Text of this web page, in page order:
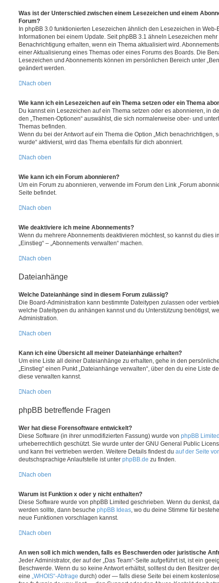
Was ist der Unterschied zwischen einem Lesezeichen und einem
Forum?
In phpBB 3.0 funktionierten Lesezeichen ähnlich den Lesezeichen in
Informationen bei einem Update. Seit phpBB 3.1 ähneln Lesezeichen
Benachrichtigung erhalten, wenn ein Thema aktualisiert wird.
einer Aktualisierung eines Themas oder eines Forums des Boards. Die
Lesezeichen und Abonnements können im persönlichen Bereich unter
geändert werden.
Nach oben
Wie kann ich ein Lesezeichen auf ein Thema setzen oder ein Thema
Du kannst ein Lesezeichen auf ein Thema setzen oder es abonnieren, in
den „Themen-Optionen“ auswählst, die sich normalerweise ober- und
Themas befinden.
Wenn du bei der Antwort auf ein Thema die Option „Mich benachrichtigen,
wurde“ aktivierst, wird das Thema ebenfalls für dich abonniert.
Nach oben
Wie kann ich ein Forum abonnieren?
Um ein Forum zu abonnieren, verwende im Forum den Link „Forum
Seite befindet.
Nach oben
Wie deaktiviere ich meine Abonnements?
Wenn du mehrere Abonnements deaktivieren möchtest, so kannst du dies
„Einstieg“ – „Abonnements verwalten“ machen.
Nach oben
Dateianhänge
Welche Dateianhänge sind in diesem Forum zulässig?
Die Board-Administration kann bestimmte Dateitypen zulassen oder
welche Dateitypen du anhängen kannst und du Unterstützung benötigst,
Administration.
Nach oben
Kann ich eine Übersicht all meiner Dateianhänge erhalten?
Um eine Liste all deiner Dateianhänge zu erhalten, gehe in den
„Einstieg“ einen Punkt „Dateianhänge verwalten“, über den du eine Liste
diese verwalten kannst.
Nach oben
phpBB betreffende Fragen
Wer hat diese Forensoftware entwickelt?
Diese Software (in ihrer unmodifizierten Fassung) wurde von phpBB
urheberrechtlich geschützt. Sie wurde unter der GNU General Public
und kann frei vertrieben werden. Weitere Details findest du auf der Seite
deutschsprachige Anlaufstelle ist unter phpBB.de zu finden.
Nach oben
Warum ist Funktion x oder y nicht enthalten?
Diese Software wurde von phpBB Limited geschrieben. Wenn du denkst,
werden sollte, dann besuche phpBB Ideas , wo du deine Stimme für
neue Funktionen vorschlagen kannst.
Nach oben
An wen soll ich mich wenden, falls es Beschwerden oder juristische
Jeder Administrator, der auf der „Das Team“-Seite aufgeführt ist, ist ein
Beschwerde. Wenn du so keine Antwort erhältst, solltest du den Besitzer
eine „WHOIS“-Abfrage durch) oder — falls diese Seite bei einem